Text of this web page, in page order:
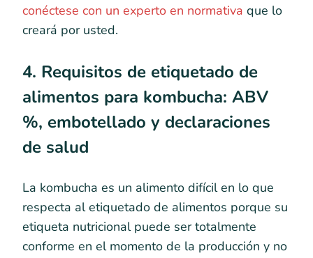
conéctese con un experto en normativa que lo
creará por usted.
4. Requisitos de etiquetado de
alimentos para kombucha: ABV
%, embotellado y declaraciones
de salud
La kombucha es un alimento difícil en lo que
respecta al etiquetado de alimentos porque su
etiqueta nutricional puede ser totalmente
conforme en el momento de la producción y no